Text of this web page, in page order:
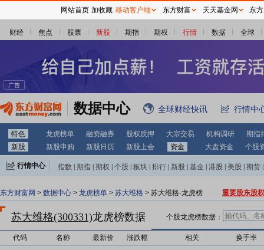
财经 焦点 股票 新股 期指 期权 行情 数据 全球
数据中心 全球财经快讯 行情中
特色 龙虎榜单 融资融券 股权质押 大宗交易 机构调研
期指
新股
新股申购 新股日历 新股上会 资金 大盘资金 个股
行情中心 指数 期指 期权 个股 板块 排行 新股 基金 港股 美股 期货
东方财富网 > 数据中心 > 龙虎榜单 > 苏大维格 > 苏大维格-龙虎榜 重要股东股
苏大维格(300331)龙虎榜数据 个股龙虎榜数据：
代码 名称 最新价 涨跌幅 相关 换手率
网站首页 加收藏 移动客户端 东方财富 天天基金网 东